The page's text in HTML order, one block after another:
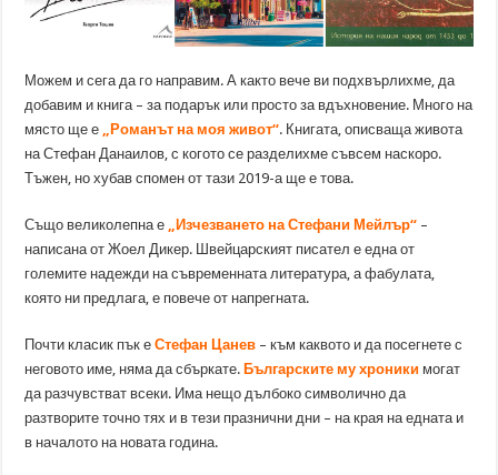
Можем и сега да го направим. А както вече ви подхвърлихме, да
добавим и книга – за подарък или просто за вдъхновение. Много на
място ще е
„Романът на моя живот“. Книгата, описваща живота
на Стефан Данаилов, с когото се разделихме съвсем наскоро.
Тъжен, но хубав спомен от тази 2019-а ще е това.
Също великолепна е „Изчезването на Стефани Мейлър“ –
написана от Жоел Дикер. Швейцарският писател е една от
големите надежди на съвременната литература, а фабулата,
която ни предлага, е повече от напрегната.
Почти класик пък еСтефан Цанев – към каквото и да посегнете с
неговото име, няма да сбъркате.Българските му хроники могат
да разчувстват всеки. Има нещо дълбоко символично да
разтворите точно тях и в тези празнични дни – на края на едната и
в началото на новата година.